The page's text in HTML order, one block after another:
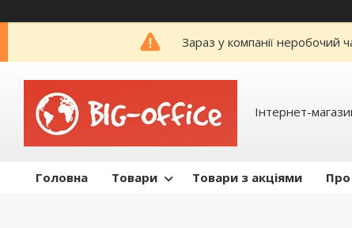
Зараз у компанії неробочий
Інтернет-
Головна Товари Товари з акціями